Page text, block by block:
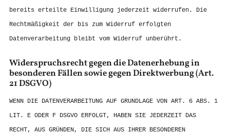
bereits erteilte Einwilligung jederzeit widerrufen. Die
Rechtmäßigkeit der bis zum Widerruf erfolgten
Datenverarbeitung bleibt vom Widerruf unberührt.
Widerspruchsrecht gegen die Datenerhebung in
besonderen Fällen sowie gegen Direktwerbung (Art.
21 DSGVO)
WENN DIE DATENVERARBEITUNG AUF GRUNDLAGE VON ART. 6 ABS. 1
LIT. E ODER F DSGVO ERFOLGT, HABEN SIE JEDERZEIT DAS
RECHT, AUS GRÜNDEN, DIE SICH AUS IHRER BESONDEREN